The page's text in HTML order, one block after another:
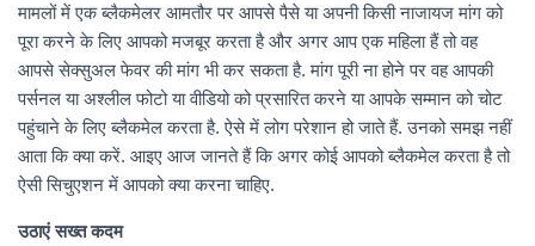
मामलों में एक ब्लैकमेलर आमतौर पर आपसे पैसे या अपनी किसी नाजायज मांग को
पूरा करने के लिए आपको मजबूर करता है और अगर आप एक महिला हैं तो वह
आपसे सेक्सुअल फेवर की मांग भी कर सकता है. मांग पूरी ना होने पर वह आपकी
पर्सनल या अश्लील फोटो या वीडियो को प्रसारित करने या आपके सम्मान को चोट
पहुंचाने के लिए ब्लैकमेल करता है. ऐसे में लोग परेशान हो जाते हैं. उनको समझ नहीं
आता कि क्या करें. आइए आज जानते हैं कि अगर कोई आपको ब्लैकमेल करता है तो
ऐसी सिचुएशन में आपको क्या करना चाहिए.
उठाएं सख्त कदम